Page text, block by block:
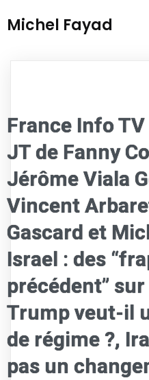
Michel Fayad
France Info
JT de Fanny
Jérôme Viala
Vincent
Gascard et
Israel : des
précédent” sur
Trump veut-il
de régime ?,
pas un